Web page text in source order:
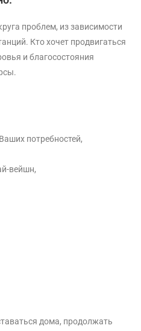
проблем, из зависимости
Кто хочет продвигаться
и благосостояния
потребностей,
вейшн,
дома, продолжать